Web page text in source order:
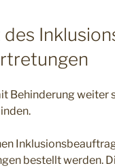
Behinderung weiter
bestellt werden.